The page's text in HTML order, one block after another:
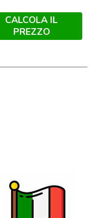
CALCOLA IL
PREZZO